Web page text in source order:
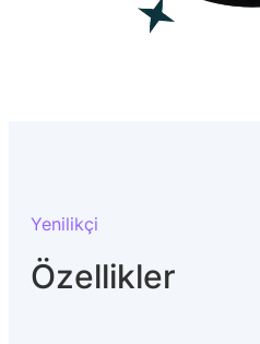
Yenilikçi
Özellikler